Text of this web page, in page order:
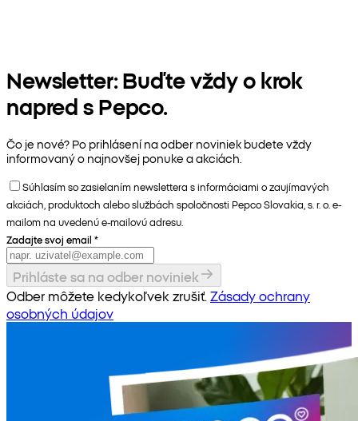
Newsletter: Buďte vždy o krok
napred s Pepco.
Čo je nové? Po prihlásení na odber noviniek budete vždy
informovaný o najnovšej ponuke a akciách.
Súhlasím so zasielaním newslettera s informáciami o zaujímavých
akciách, produktoch alebo službách spoločnosti Pepco Slovakia, s. r. o. e-
mailom na uvedenú e-mailovú adresu.
Zadajte svoj email *
Prihláste sa na odber noviniek
Odber môžete kedykoľvek zrušiť. Zásady ochrany
osobných údajov